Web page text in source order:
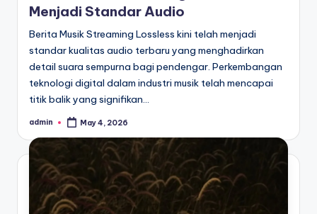
Menjadi Standar Audio
Berita Musik Streaming Lossless kini telah menjadi
standar kualitas audio terbaru yang menghadirkan
detail suara sempurna bagi pendengar. Perkembangan
teknologi digital dalam industri musik telah mencapai
titik balik yang signifikan…
Posted
admin May 4, 2026